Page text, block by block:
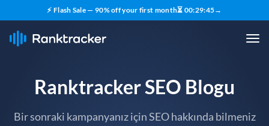
⚡ Flash Sale — 90% off your first month⏳ 00:29:43→
Ranktracker SEO Blogu
Bir sonraki kampanyanız için SEO hakkında bilmeniz